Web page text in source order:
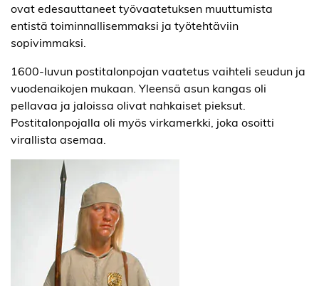
ovat edesauttaneet työvaatetuksen muuttumista
entistä toiminnallisemmaksi ja työtehtäviin
sopivimmaksi.
1600-luvun postitalonpojan vaatetus vaihteli seudun ja
vuodenaikojen mukaan. Yleensä asun kangas oli
pellavaa ja jaloissa olivat nahkaiset pieksut.
Postitalonpojalla oli myös virkamerkki, joka osoitti
virallista asemaa.